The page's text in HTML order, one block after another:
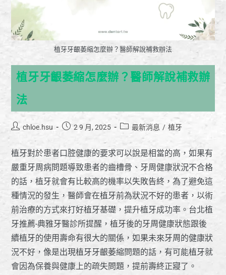
植牙牙齦萎縮怎麼辦？醫師解說補救辦法
植牙牙齦萎縮怎麼辦？醫師解說補救辦
法
chloe.hsu 2 9 月, 2025 最新消息 / 植牙
植牙對於患者口腔健康的要求可以說是相當的高，如果有
嚴重牙周病問題導致患者的齒槽骨、牙周健康狀況不合格
的話，植牙就會有比較高的機率以失敗告終，為了避免這
種情況的發生，醫師會在植牙前為狀況不好的患者，以術
前治療的方式來打好植牙基礎，提升植牙成功率。台北植
牙推薦-典雅牙醫診所提醒，植牙後的牙周健康狀態跟後
續植牙的使用壽命有很大的關係，如果未來牙周的健康狀
況不好，像是出現植牙牙齦萎縮問題的話，有可能植牙就
會因為保養與健康上的疏失問題，提前壽終正寢了。